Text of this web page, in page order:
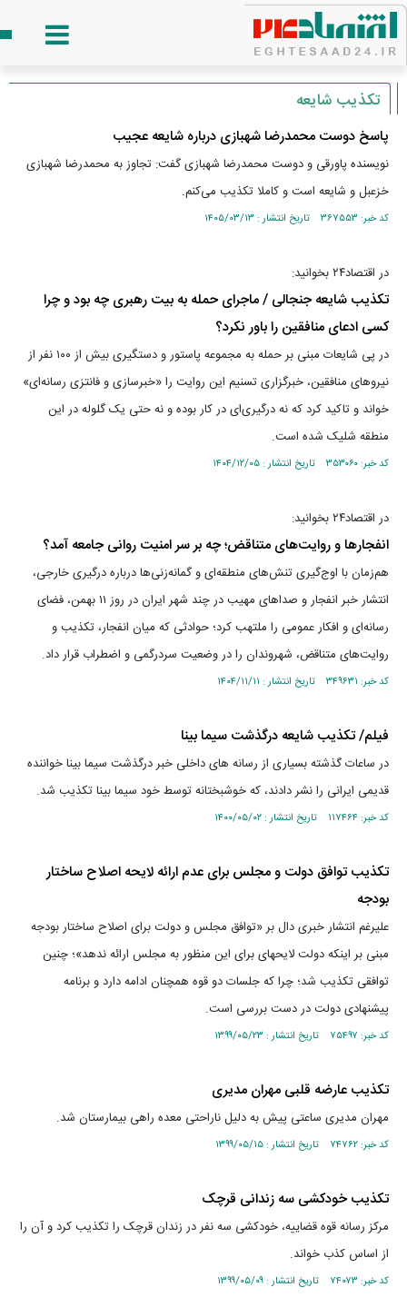
تکذیب شایعه
پاسخ دوست محمدرضا شهبازی درباره شایعه عجیب
نویسنده پاورقی و دوست محمدرضا شهبازی گفت: تجاوز به محمدرضا شهبازی
خزعبل و شایعه است و کاملا تکذیب می‌کنم.
کد خبر: ۳۶۷۵۵۳ تاریخ انتشار : ۱۴۰۵/۰۳/۱۳
در اقتصاد۲۴ بخوانید:
تکذیب شایعه جنجالی / ماجرای حمله به بیت رهبری چه بود و چرا
کسی ادعای منافقین را باور نکرد؟
در پی شایعات مبنی بر حمله به مجموعه پاستور و دستگیری بیش از ۱۰۰ نفر از
نیرو‌های منافقین، خبرگزاری تسنیم این روایت را «خبرسازی و فانتزی رسانه‌ای»
خواند و تاکید کرد که نه درگیری‌ای در کار بوده و نه حتی یک گلوله در این
منطقه شلیک شده است.
کد خبر: ۳۵۳۰۶۰ تاریخ انتشار : ۱۴۰۴/۱۲/۰۵
در اقتصاد۲۴ بخوانید:
انفجار‌ها و روایت‌های متناقض؛ چه بر سر امنیت روانی جامعه آمد؟
هم‌زمان با اوج‌گیری تنش‌های منطقه‌ای و گمانه‌زنی‌ها درباره درگیری خارجی،
انتشار خبر انفجار و صدا‌های مهیب در چند شهر ایران در روز ۱۱ بهمن، فضای
رسانه‌ای و افکار عمومی را ملتهب کرد؛ حوادثی که میان انفجار، تکذیب و
روایت‌های متناقض، شهروندان را در وضعیت سردرگمی و اضطراب قرار داد.
کد خبر: ۳۴۹۶۳۱ تاریخ انتشار : ۱۴۰۴/۱۱/۱۱
فیلم/ تکذیب شایعه درگذشت سیما بینا
در ساعات گذشته بسیاری از رسانه های داخلی خبر درگذشت سیما بینا خواننده
قدیمی ایرانی را نشر دادند، که خوشبختانه توسط خود سیما بینا تکذیب شد.
کد خبر: ۱۱۷۴۶۴ تاریخ انتشار : ۱۴۰۰/۰۵/۰۲
تکذیب توافق دولت و مجلس برای عدم ارائه لایحه اصلاح ساختار
بودجه
علی‎رغم انتشار خبری دال بر «توافق مجلس و دولت برای اصلاح ساختار بودجه
مبنی بر اینکه دولت لایحه‎ای برای این منظور به مجلس ارائه ندهد»؛ چنین
توافقی تکذیب شد؛ چرا که جلسات دو قوه همچنان ادامه دارد و برنامه
پیشنهادی دولت در دست بررسی است.
کد خبر: ۷۵۴۹۷ تاریخ انتشار : ۱۳۹۹/۰۵/۲۳
تکذیب عارضه قلبی مهران مدیری
مهران مدیری ساعتی پیش به دلیل ناراحتی معده راهی بیمارستان شد.
کد خبر: ۷۴۷۶۲ تاریخ انتشار : ۱۳۹۹/۰۵/۱۵
تکذیب خودکشی سه زندانی قرچک
مرکز رسانه قوه قضاییه، خودکشی سه نفر در زندان قرچک را تکذیب کرد و آن را
از اساس کذب خواند.
کد خبر: ۷۴۰۷۳ تاریخ انتشار : ۱۳۹۹/۰۵/۰۹